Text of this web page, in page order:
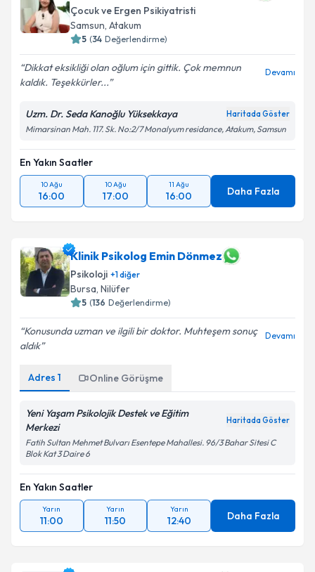
Çocuk ve Ergen Psikiyatristi
Samsun, Atakum
5 (34 Değerlendirme)
Dikkat eksikliği olan oğlum için gittik. Çok memnun
kaldık. Teşekkürler...
Devamı
Uzm. Dr. Seda Kanoğlu Yüksekkaya Haritada Göster
Mimarsinan Mah. 117. Sk. No:2/7 Monalyum residance, Atakum, Samsun
En Yakın Saatler
10 Ağu
16:00
10 Ağu
17:00
11 Ağu
16:00 Daha Fazla
Klinik Psikolog Emin Dönmez
Psikoloji +1diğer
Bursa, Nilüfer
5 (136 Değerlendirme)
Konusunda uzman ve ilgili bir doktor. Muhteşem sonuç
aldık
Devamı
Adres 1 Online Görüşme
Yeni Yaşam Psikolojik Destek ve Eğitim
Merkezi
Haritada Göster
Fatih Sultan Mehmet Bulvarı Esentepe Mahallesi. 96/3 Bahar Sitesi C
Blok Kat 3 Daire 6
En Yakın Saatler
Yarın
11:00
Yarın
11:50
Yarın
12:40 Daha Fazla